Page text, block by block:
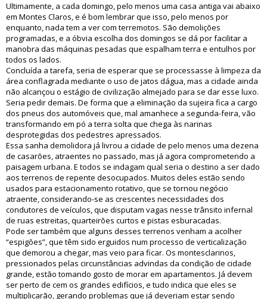
Ultimamente, a cada domingo, pelo menos uma casa antiga vai abaixo
em Montes Claros, e é bom lembrar que isso, pelo menos por
enquanto, nada tem a ver com terremotos. São demolições
programadas, e a óbvia escolha dos domingos se dá por facilitar a
manobra das máquinas pesadas que espalham terra e entulhos por
todos os lados.
Concluída a tarefa, seria de esperar que se processasse à limpeza da
área conflagrada mediante o uso de jatos dágua, mas a cidade ainda
não alcançou o estágio de civilização almejado para se dar esse luxo.
Seria pedir demais. De forma que a eliminação da sujeira fica a cargo
dos pneus dos automóveis que, mal amanhece a segunda-feira, vão
transformando em pó a terra solta que chega às narinas
desprotegidas dos pedestres apressados.
Essa sanha demolidora já livrou a cidade de pelo menos uma dezena
de casarões, atraentes no passado, mas já agora comprometendo a
paisagem urbana. E todos se indagam qual seria o destino a ser dado
aos terrenos de repente desocupados. Muitos deles estão sendo
usados para estacionamento rotativo, que se tornou negócio
atraente, considerando-se as crescentes necessidades dos
condutores de veículos, que disputam vagas nesse trânsito infernal
de ruas estreitas, quarteirões curtos e pistas esburacadas.
Pode ser também que alguns desses terrenos venham a acolher
“espigões”, que têm sido erguidos num processo de verticalização
que demorou a chegar, mas veio para ficar. Os montesclarinos,
pressionados pelas circunstâncias advindas da condição de cidade
grande, estão tomando gosto de morar em apartamentos. Já devem
ser perto de cem os grandes edifícios, e tudo indica que eles se
multiplicarão, gerando problemas que já deveriam estar sendo